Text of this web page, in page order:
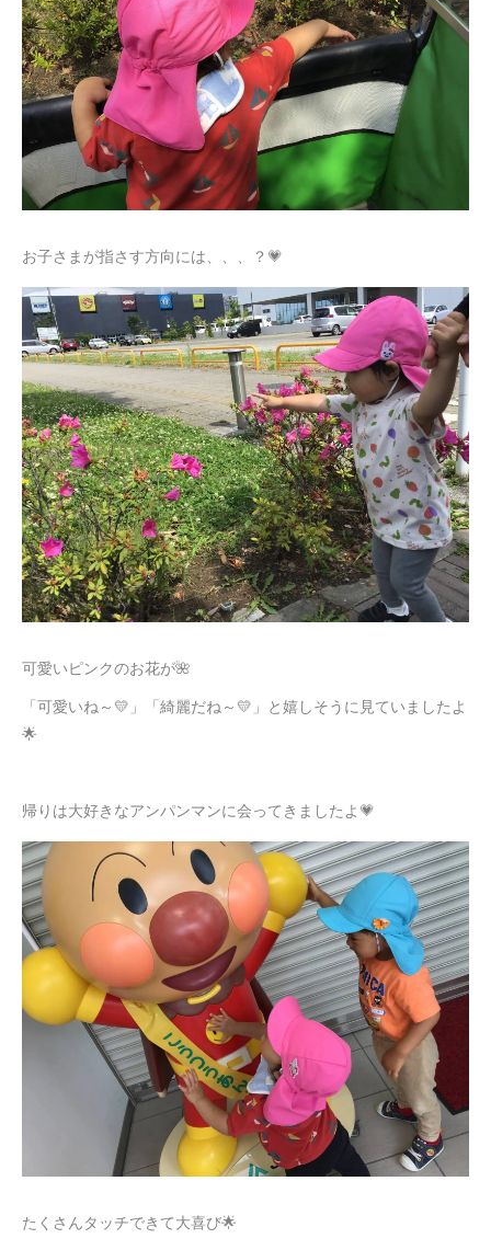
お子さまが指さす方向には、、、？💗
可愛いピンクのお花が🌺
「可愛いね～💛」「綺麗だね～💛」と嬉しそうに見ていましたよ
🌟
帰りは大好きなアンパンマンに会ってきましたよ💗
たくさんタッチできて大喜び🌟